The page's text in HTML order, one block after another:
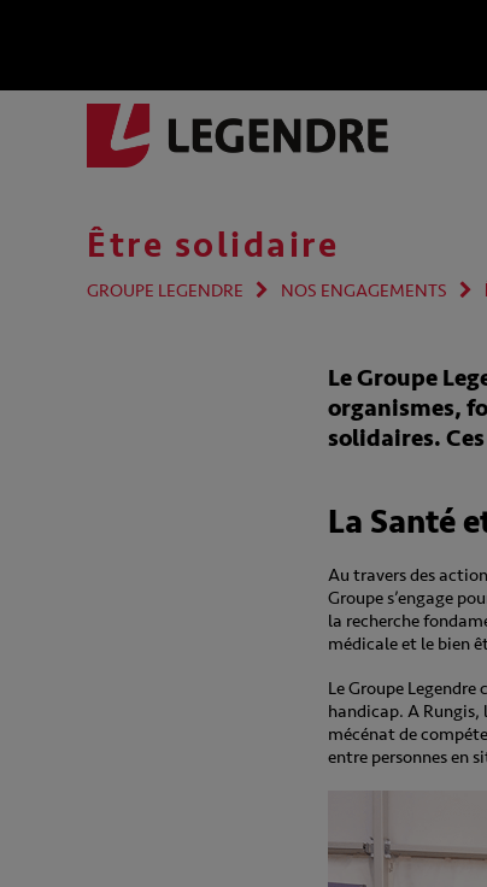
Être solidaire
GROUPE LEGENDRE NOS ENGAGEMENTS
Le Groupe
organismes,
solidaires.
La Santé
Au travers des
Groupe s’engage
la recherche
médicale et le bien
Le Groupe
handicap. A Rungis,
mécénat de
entre personnes en